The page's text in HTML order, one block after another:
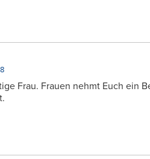
Frau. Frauen nehmt Euch ein